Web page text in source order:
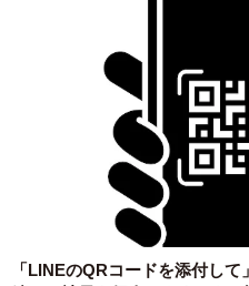
「LINEのQRコードを添付し